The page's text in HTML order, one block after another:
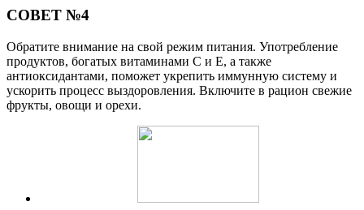
СОВЕТ №4
Обратите внимание на свой режим питания. Употребление
продуктов, богатых витаминами C и E, а также
антиоксидантами, поможет укрепить иммунную систему и
ускорить процесс выздоровления. Включите в рацион свежие
фрукты, овощи и орехи.